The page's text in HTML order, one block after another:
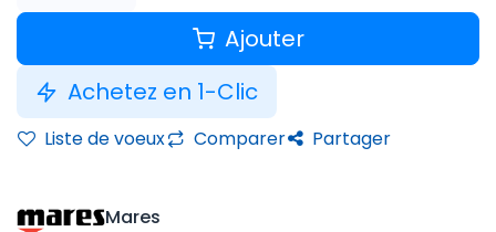
Ajouter
Achetez en 1-Clic
Liste de voeux Comparer Partager
Mares